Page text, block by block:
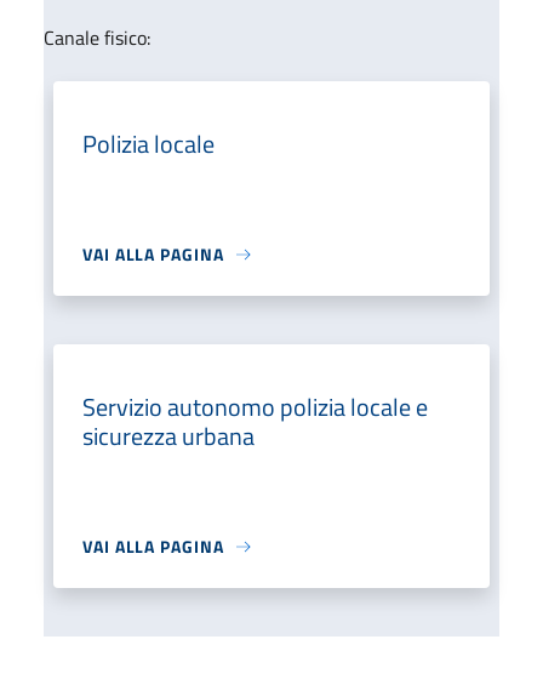
Canale fisico:
Polizia locale
VAI ALLA PAGINA
Servizio autonomo polizia locale e
sicurezza urbana
VAI ALLA PAGINA